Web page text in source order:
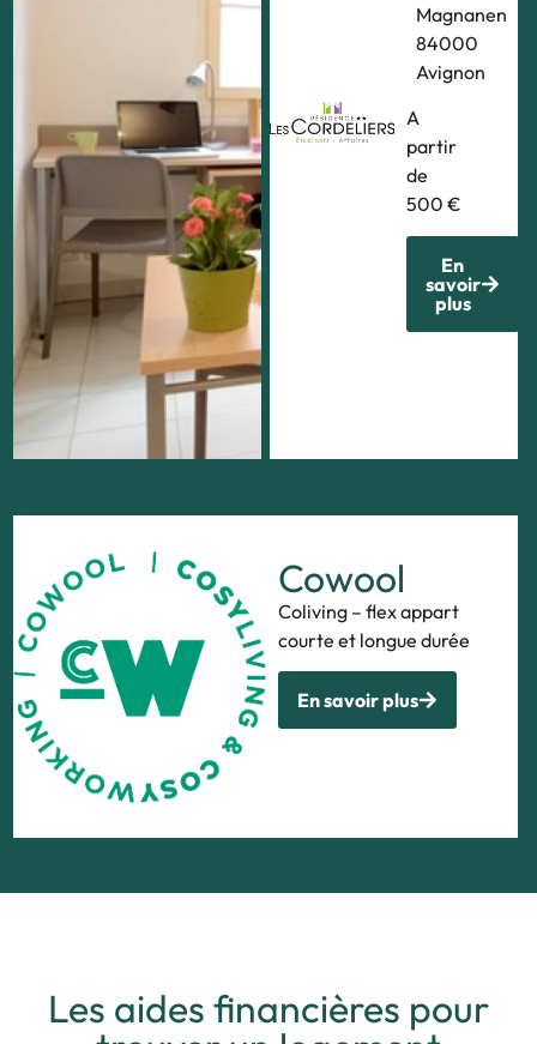
84140
Avignon
Magnanen
84000
Avignon
A
partir
de
500 €
En
savoir
plus
Cowool
Coliving – flex appart
courte et longue durée
En savoir plus
Les aides financières pour